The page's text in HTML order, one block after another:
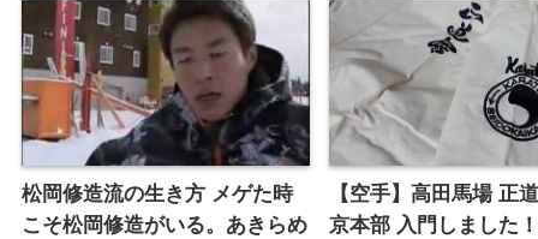
松岡修造流の生き方 メゲた時
こそ松岡修造がいる。あきらめ
【空手】高田馬場 正
京本部 入門しました！